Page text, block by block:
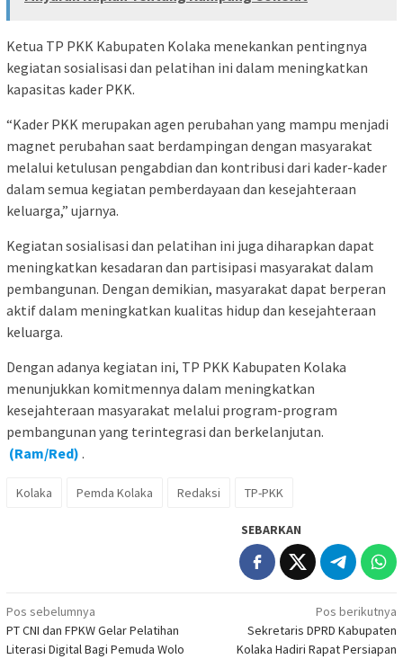
Ketua TP PKK Kabupaten Kolaka menekankan pentingnya
kegiatan sosialisasi dan pelatihan ini dalam meningkatkan
kapasitas kader PKK.
“Kader PKK merupakan agen perubahan yang mampu menjadi
magnet perubahan saat berdampingan dengan masyarakat
melalui ketulusan pengabdian dan kontribusi dari kader-kader
dalam semua kegiatan pemberdayaan dan kesejahteraan
keluarga,” ujarnya.
Kegiatan sosialisasi dan pelatihan ini juga diharapkan dapat
meningkatkan kesadaran dan partisipasi masyarakat dalam
pembangunan. Dengan demikian, masyarakat dapat berperan
aktif dalam meningkatkan kualitas hidup dan kesejahteraan
keluarga.
Dengan adanya kegiatan ini, TP PKK Kabupaten Kolaka
menunjukkan komitmennya dalam meningkatkan
kesejahteraan masyarakat melalui program-program
pembangunan yang terintegrasi dan berkelanjutan.
(Ram/Red) .
Kolaka Pemda Kolaka Redaksi TP-PKK
SEBARKAN
Navigasi
pos
Pos sebelumnya
PT CNI dan FPKW Gelar Pelatihan
Literasi Digital Bagi Pemuda Wolo
Pos berikutnya
Sekretaris DPRD Kabupaten
Kolaka Hadiri Rapat Persiapan